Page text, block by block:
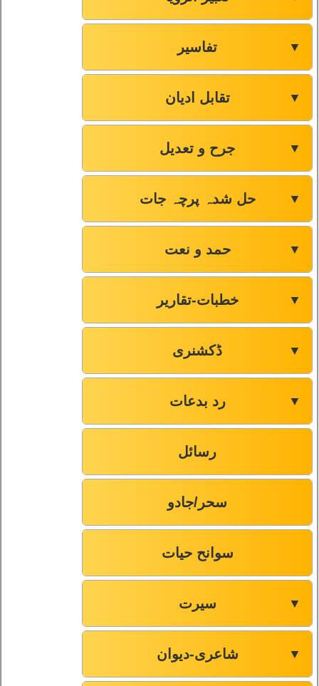
تفاسیر ▼
تقابل ادیان ▼
جرح و تعدیل ▼
حل شدہ پرچہ جات ▼
حمد و نعت ▼
خطبات-تقاریر ▼
ڈکشنری ▼
رد بدعات ▼
رسائل
سحر/جادو
سوانح حیات
سیرت ▼
شاعری-دیوان ▼